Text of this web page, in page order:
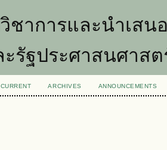
ชาการและนำเส
รัฐประศาสนศาสต
CURRENT ARCHIVES ANNOUNCEMENTS